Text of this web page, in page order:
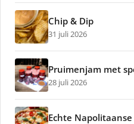
Chip & Dip
31 juli 2026
Pruimenjam met
28 juli 2026
Echte Napolitaanse